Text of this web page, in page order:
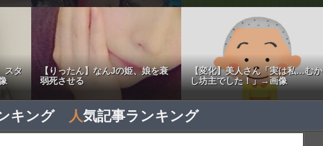
スタ
【りったん】なんJの姫、娘を衰
弱死させる
【変化】美人さん「実は私…むか
し坊主でした！」→画像
キング 人気記事ランキング